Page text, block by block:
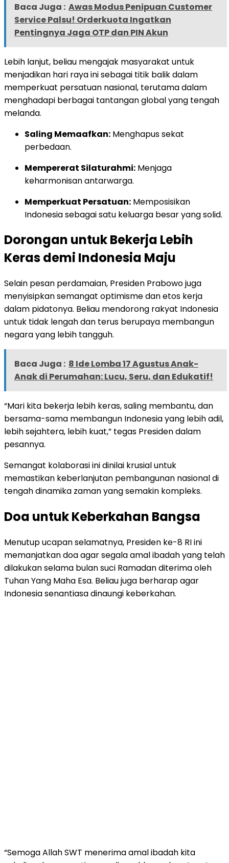
Baca Juga : Awas Modus Penipuan Customer
Service Palsu! Orderkuota Ingatkan
Pentingnya Jaga OTP dan PIN Akun
Lebih lanjut, beliau mengajak masyarakat untuk
menjadikan hari raya ini sebagai titik balik dalam
memperkuat persatuan nasional, terutama dalam
menghadapi berbagai tantangan global yang tengah
melanda.
Saling Memaafkan: Menghapus sekat
perbedaan.
Mempererat Silaturahmi: Menjaga
keharmonisan antarwarga.
Memperkuat Persatuan: Memposisikan
Indonesia sebagai satu keluarga besar yang solid.
Dorongan untuk Bekerja Lebih
Keras demi Indonesia Maju
Selain pesan perdamaian, Presiden Prabowo juga
menyisipkan semangat optimisme dan etos kerja
dalam pidatonya. Beliau mendorong rakyat Indonesia
untuk tidak lengah dan terus berupaya membangun
negara yang lebih tangguh.
Baca Juga : 8 Ide Lomba 17 Agustus Anak-
Anak di Perumahan: Lucu, Seru, dan Edukatif!
“Mari kita bekerja lebih keras, saling membantu, dan
bersama-sama membangun Indonesia yang lebih adil,
lebih sejahtera, lebih kuat,” tegas Presiden dalam
pesannya.
Semangat kolaborasi ini dinilai krusial untuk
memastikan keberlanjutan pembangunan nasional di
tengah dinamika zaman yang semakin kompleks.
Doa untuk Keberkahan Bangsa
Menutup ucapan selamatnya, Presiden ke-8 RI ini
memanjatkan doa agar segala amal ibadah yang telah
dilakukan selama bulan suci Ramadan diterima oleh
Tuhan Yang Maha Esa. Beliau juga berharap agar
Indonesia senantiasa dinaungi keberkahan.
“Semoga Allah SWT menerima amal ibadah kita